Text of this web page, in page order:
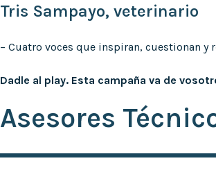
Tris Sampayo, veterinario
– Cuatro voces que inspiran, cuestionan
Dadle al play. Esta campaña va de
Asesores